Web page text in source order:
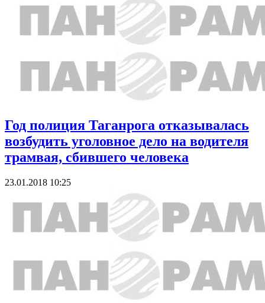
Год полиция Таганрога отказывалась
возбудить уголовное дело на водителя
трамвая, сбившего человека
23.01.2018 10:25